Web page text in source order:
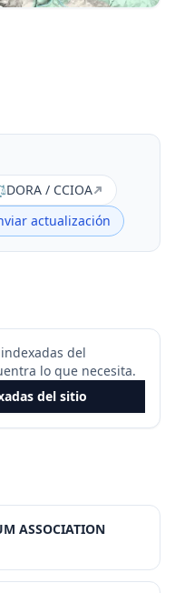
DORA / CCIOA
actualización
del
lo que necesita.
del sitio
ASSOCIATION